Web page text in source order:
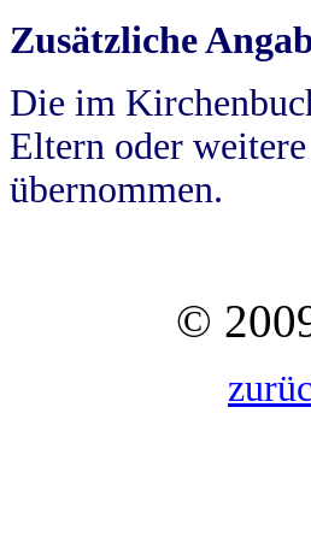
Zusätzliche
Die im
Eltern oder
übernommen.
©